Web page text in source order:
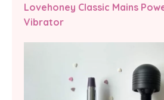
Lovehoney Classic Mains
Vibrator